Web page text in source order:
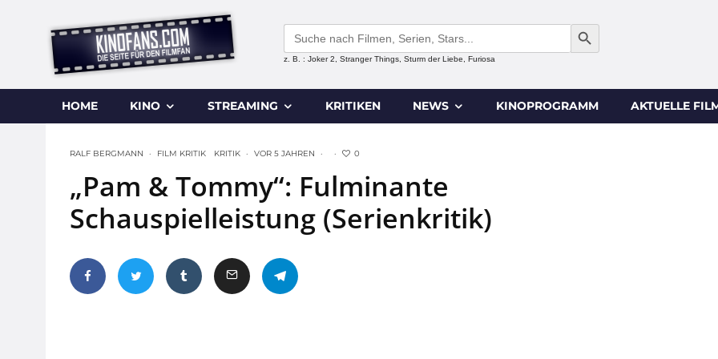
Search
for:
SEARCH BUTTON
z. B. : Joker 2, Stranger Things, Sturm der Liebe, Furiosa
HOME KINO STREAMING KRITIKEN NEWS KINOPROGRAMM AKTUELLE
RALF BERGMANN · FILM KRITIK KRITIK · VOR 5 JAHREN · · 0
„Pam & Tommy“: Fulminante
Schauspielleistung (Serienkritik)